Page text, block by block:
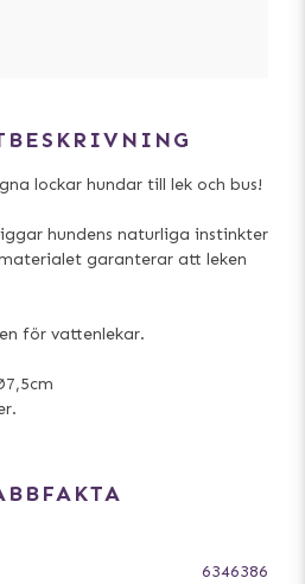
lockar hundar till lek och bus!
hundens naturliga instinkter
garanterar att leken
för vattenlekar.
6346386